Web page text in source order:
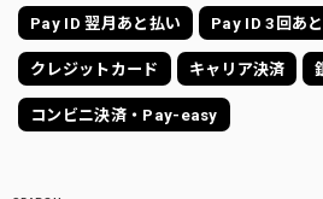
Pay ID 翌月あと払い Pay ID 3回あ
クレジットカード キャリア決済
コンビニ決済・Pay-easy